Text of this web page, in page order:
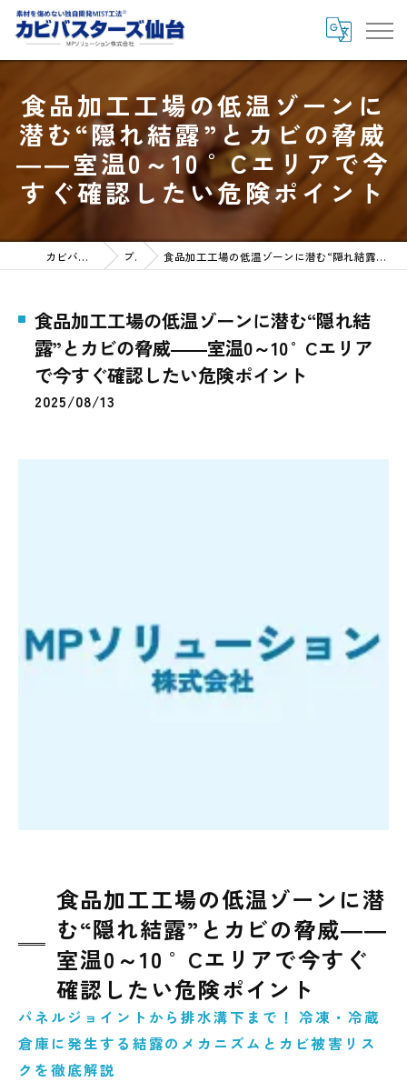
食品加工工場の低温ゾーンに
潜む“隠れ結露”とカビの脅威
――室温0～10 °Cエリアで今
すぐ確認したい危険ポイント
カビバスターズ仙台HOME ブログ 食品加工工場の低温ゾーンに潜む“隠れ結露”とカビの脅威――室温0～10 °Cエリアで今すぐ確認したい危険ポイント
食品加工工場の低温ゾーンに潜む“隠れ結
露”とカビの脅威――室温0～10 °Cエリア
で今すぐ確認したい危険ポイント
2025/08/13
食品加工工場の低温ゾーンに潜
む“隠れ結露”とカビの脅威――
室温0～10 °Cエリアで今すぐ
確認したい危険ポイント
パネルジョイントから排水溝下まで！ 冷凍・冷蔵
倉庫に発生する結露のメカニズムとカビ被害リス
クを徹底解説